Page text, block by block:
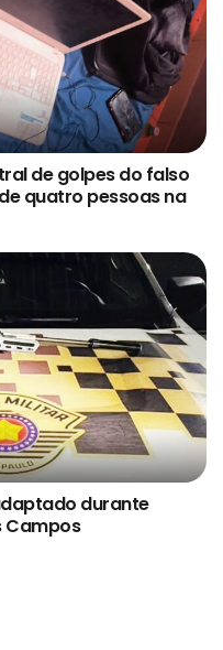
de golpes do falso
quatro pessoas na
durante
Campos